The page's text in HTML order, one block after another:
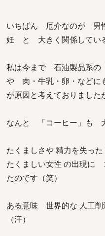
いちばん 厄介なのが 男
妊 と 大きく関係してい
私は今まで 石油製品系の
や 肉・牛乳・卵・などに
が原因と考えておりました
なんと 「コーヒー」も
たくましさや 精力を失っ
たくましい女性 の出現に
たのです（笑）
ある意味 世界的な 人工削
（汗）